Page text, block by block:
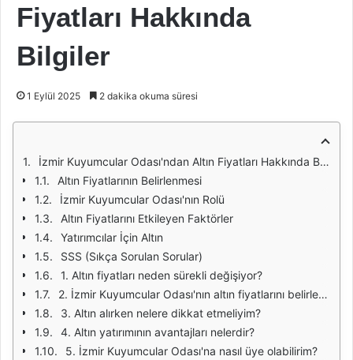
Fiyatları Hakkında
Bilgiler
1 Eylül 2025 2 dakika okuma süresi
İzmir Kuyumcular Odası'ndan Altın Fiyatları Hakkında Bilgiler
Altın Fiyatlarının Belirlenmesi
İzmir Kuyumcular Odası'nın Rolü
Altın Fiyatlarını Etkileyen Faktörler
Yatırımcılar İçin Altın
SSS (Sıkça Sorulan Sorular)
1. Altın fiyatları neden sürekli değişiyor?
2. İzmir Kuyumcular Odası'nın altın fiyatlarını belirleme yetkisi var mı?
3. Altın alırken nelere dikkat etmeliyim?
4. Altın yatırımının avantajları nelerdir?
5. İzmir Kuyumcular Odası'na nasıl üye olabilirim?